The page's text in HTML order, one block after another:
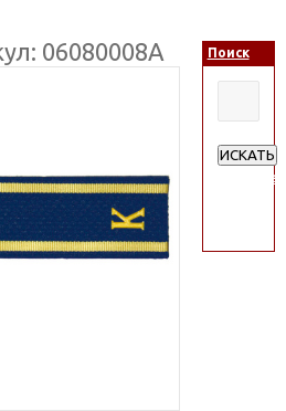
06080008А Поиск
ИСКАТЬ